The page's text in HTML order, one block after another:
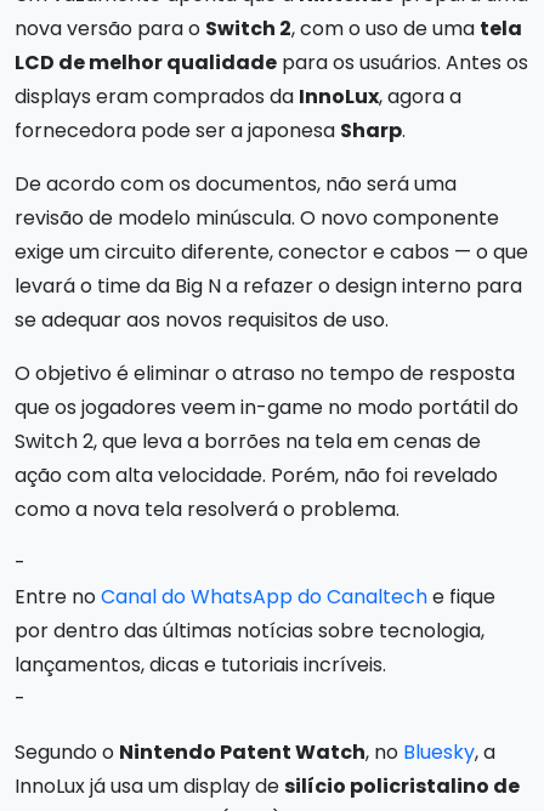
nova versão para o Switch 2, com o uso de uma tela
LCD de melhor qualidade para os usuários. Antes os
displays eram comprados da InnoLux, agora a
fornecedora pode ser a japonesa Sharp.
De acordo com os documentos, não será uma
revisão de modelo minúscula. O novo componente
exige um circuito diferente, conector e cabos — o que
levará o time da Big N a refazer o design interno para
se adequar aos novos requisitos de uso.
O objetivo é eliminar o atraso no tempo de resposta
que os jogadores veem in-game no modo portátil do
Switch 2, que leva a borrões na tela em cenas de
ação com alta velocidade. Porém, não foi revelado
como a nova tela resolverá o problema.
-
Entre noCanal do WhatsApp do Canalteche fique
por dentro das últimas notícias sobre tecnologia,
lançamentos, dicas e tutoriais incríveis.
-
Segundo o Nintendo Patent Watch, no Bluesky, a
InnoLux já usa um display desilício policristalino de